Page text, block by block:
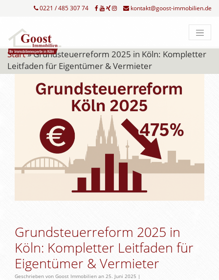
0221 / 485 307 74 kontakt@goost-immobilien.de
Start»Grundsteuerreform 2025 in Köln: Kompletter
Leitfaden für Eigentümer & Vermieter
Grundsteuerreform 2025 in
Köln: Kompletter Leitfaden für
Eigentümer & Vermieter
Geschrieben von Goost Immobilien an 25. Juni 2025 |